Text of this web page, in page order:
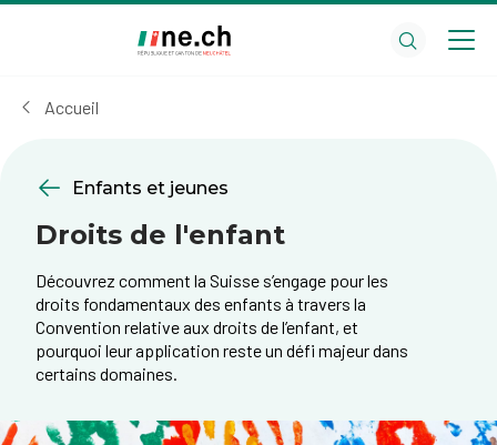
cookies
Accueil
Enfants et jeunes
Droits de l'enfant
Découvrez comment la Suisse s’engage pour les
droits fondamentaux des enfants à travers la
Convention relative aux droits de l’enfant, et
pourquoi leur application reste un défi majeur dans
certains domaines.